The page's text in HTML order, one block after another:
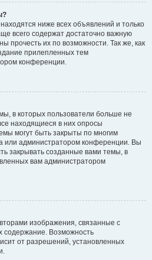
ниже всех объявлений и только
всего содержат достаточно важную
прочесть их по возможности. Так же, как
прилепленных тем
конференции.
в которых пользователи больше не
находящиеся в них опросы
могут быть закрыты по многим
или администратором конференции. Вы
закрывать созданные вами темы, в
вам администратором
изображения, связанные с
Возможность
от разрешений, установленных